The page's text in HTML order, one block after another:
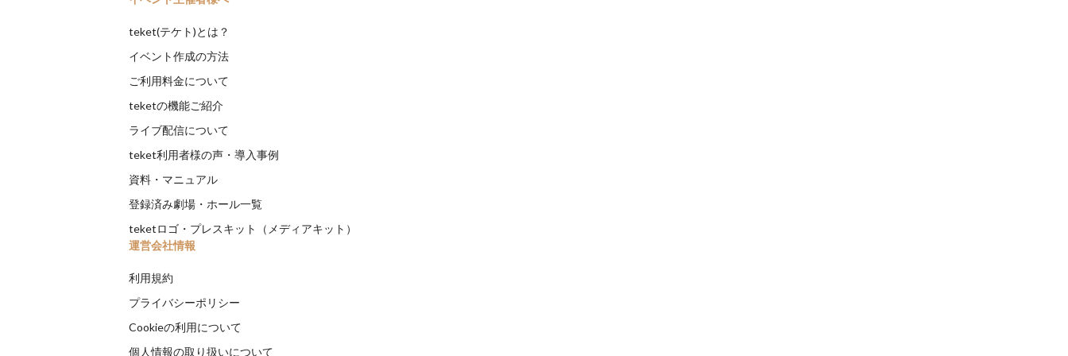
teket(テケト)とは？
イベント作成の方法
ご利用料金について
teketの機能ご紹介
ライブ配信について
teket利用者様の声・導入事例
資料・マニュアル
登録済み劇場・ホール一覧
teketロゴ・プレスキット（メディアキット）
運営会社情報
利用規約
プライバシーポリシー
Cookieの利用について
個人情報の取り扱いについて